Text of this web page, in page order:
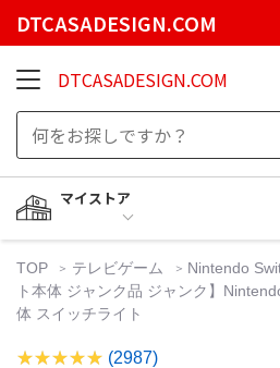
DTCASADESIGN.COM
DTCASADESIGN.COM
マイストア
TOP テレビゲーム Nintendo
ト本体 ジャンク品 ジャンク】
体 スイッチライト
(2987)